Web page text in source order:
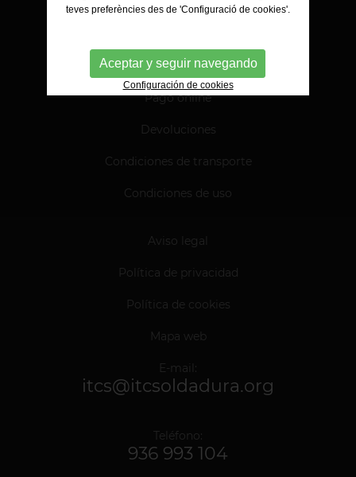
Pago online
Devoluciones
Condiciones de transporte
Condiciones de uso
Aviso legal
Política de privacidad
Política de cookies
Mapa web
E-mail:
itcs@itcsoldadura.org
Teléfono:
936 993 104
teves preferències des de 'Configuració de cookies'.
Aceptar y seguir navegando
Configuración de cookies